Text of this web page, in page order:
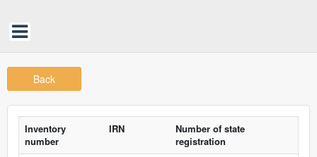
Back
Inventory
number
IRN
Number of state
registration